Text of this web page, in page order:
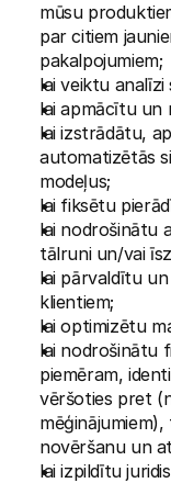
mūsu
par citiem
pakalpojumiem;
lai veiktu
lai apmācītu un
lai izstrādātu,
automatizētās
modeļus;
lai fiksētu
lai nodrošinātu
tālruni un/vai
lai pārvaldītu
klientiem;
lai optimizētu
lai nodrošinātu
piemēram,
vēršoties pret
novēršanu un
lai izpildītu